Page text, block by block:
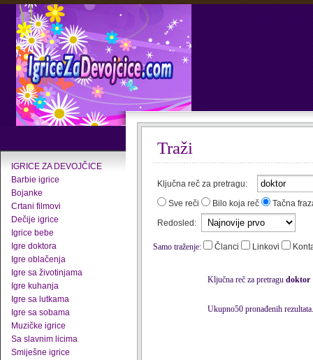
IGRICE ZA DEVOJČICE
Barbie igrice
Bojanke
Crtani filmovi
Dečije igrice
Igrice bebe
Igre doktora
Igre oblačenja
Igre sa životinjama
Igre kuhanja
Igre sa lutkama
Igre sa sobama
Muzičke igrice
Sa slavnim licima
Smiješne igrice
Traži
Ključna reč za pretragu:
Sve reči
Bilo koja reč
Tačna
Redosled:
Samo traženje: Članci Linkovi
Ključna reč za pretragu doktor
Ukupno50 pronađenih rezultata.